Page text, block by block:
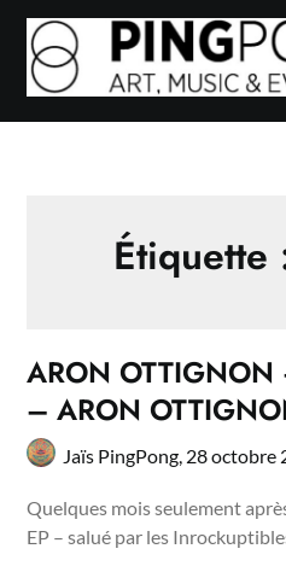
Skip
content
Étiquette
ARON OTTIGNON
– ARON
Jaïs PingPong, 28 octobre
Quelques mois seulement
EP – salué par les